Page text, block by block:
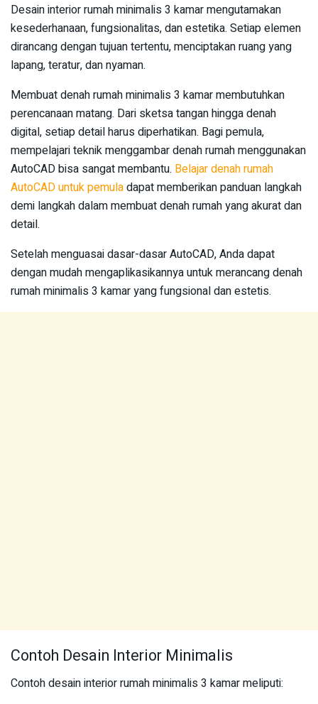
Desain interior rumah minimalis 3 kamar mengutamakan
kesederhanaan, fungsionalitas, dan estetika. Setiap elemen
dirancang dengan tujuan tertentu, menciptakan ruang yang
lapang, teratur, dan nyaman.
Membuat denah rumah minimalis 3 kamar membutuhkan
perencanaan matang. Dari sketsa tangan hingga denah
digital, setiap detail harus diperhatikan. Bagi pemula,
mempelajari teknik menggambar denah rumah menggunakan
AutoCAD bisa sangat membantu. Belajar denah rumah
AutoCAD untuk pemuladapat memberikan panduan langkah
demi langkah dalam membuat denah rumah yang akurat dan
detail.
Setelah menguasai dasar-dasar AutoCAD, Anda dapat
dengan mudah mengaplikasikannya untuk merancang denah
rumah minimalis 3 kamar yang fungsional dan estetis.
Contoh Desain Interior Minimalis
Contoh desain interior rumah minimalis 3 kamar meliputi: